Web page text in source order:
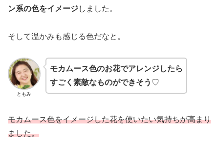
ン系の色をイメージしました。
そして温かみも感じる色だなと。
ともみ
モカムース色のお花でアレンジしたら
すごく素敵なものができそう ♡
モカムース色をイメージした花を使いたい気持ちが高まり
ました。